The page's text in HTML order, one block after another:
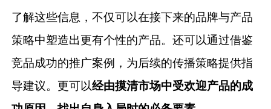
了解这些信息，不仅可以在接下来的品牌与产品
策略中塑造出更有个性的产品。还可以通过借鉴
竞品成功的推广案例，为后续的传播策略提供指
导建议。更可以经由摸清市场中受欢迎产品的成